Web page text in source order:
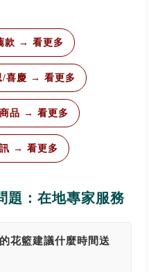
款 → 看更多
/喜慶 → 看更多
品 → 看更多
→ 看更多
題：在地專家服務
花籃建議什麼時間送